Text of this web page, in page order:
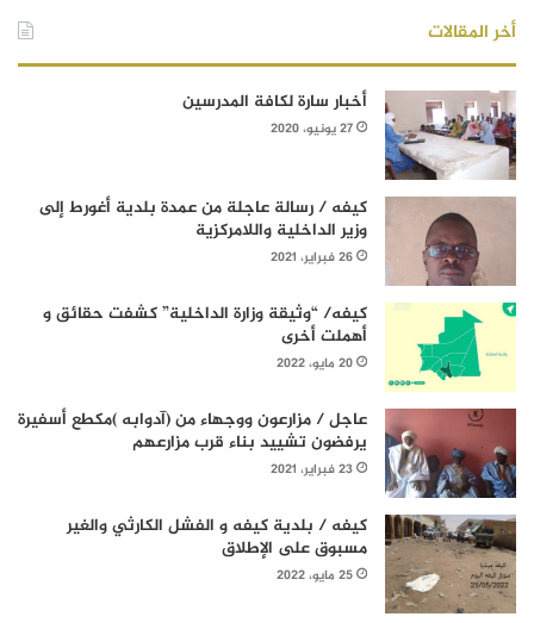
أخر المقالات
أخبار سارة لكافة المدرسين
27 يونيو، 2020
كيفه / رسالة عاجلة من عمدة بلدية أغورط إلى
وزير الداخلية واللامركزية
26 فبراير، 2021
كيفه/ “وثيقة وزارة الداخلية” كشفت حقائق و
أهملت أخرى
20 مايو، 2022
عاجل / مزارعون ووجهاء من (آدوابه )مكطع أسفيرة
يرفضون تشييد بناء قرب مزارعهم
23 فبراير، 2021
كيفه / بلدية كيفه و الفشل الكارثي والغير
مسبوق على الإطلاق
25 مايو، 2022